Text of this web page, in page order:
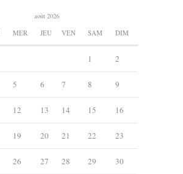
août 2026
MER JEU VEN SAM DIM
1 2
5 6 7 8 9
12 13 14 15 16
19 20 21 22 23
26 27 28 29 30